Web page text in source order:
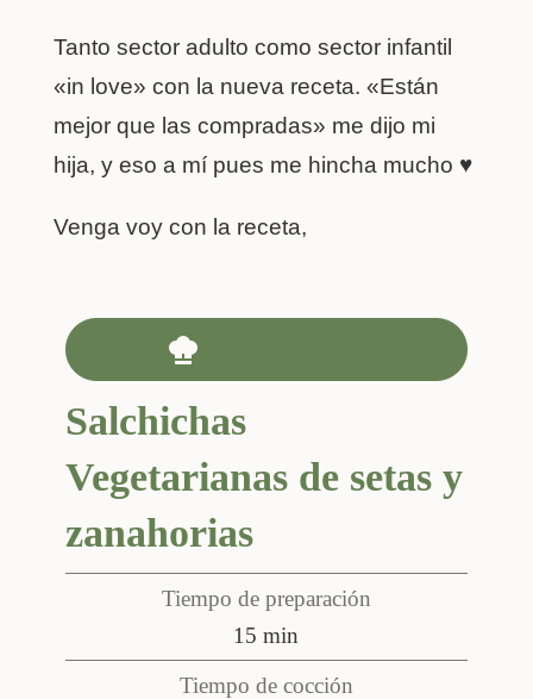
Tanto sector adulto como sector infantil
«in love» con la nueva receta. «Están
mejor que las compradas» me dijo mi
hija, y eso a mí pues me hincha mucho ♥
Venga voy con la receta,
Salchichas
Vegetarianas de setas y
zanahorias
Tiempo de preparación
15 minutos
min
Tiempo de cocción